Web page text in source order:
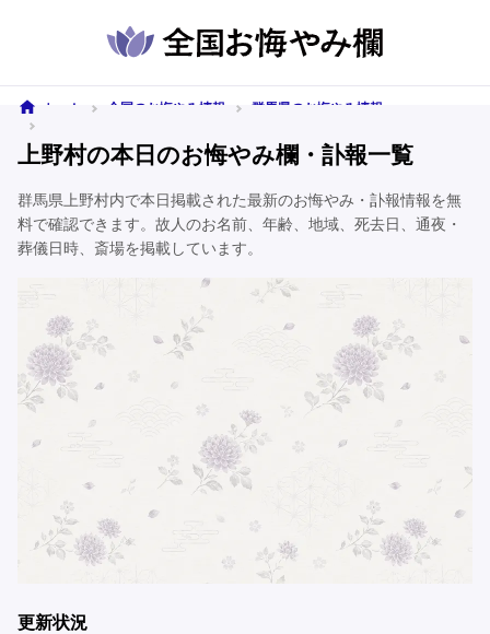
ホーム 全国のお悔やみ情報
群馬県のお悔やみ情報
上野村の本日のお悔やみ欄・訃報一覧
群馬県上野村内で本日掲載された最新のお悔やみ・訃報情報を無
料で確認できます。故人のお名前、年齢、地域、死去日、通夜・
葬儀日時、斎場を掲載しています。
更新状況